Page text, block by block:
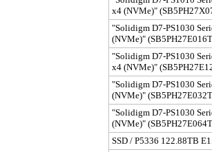
x4 (NVMe)"
"Solidigm D7-PS1030
(NVMe)"
"Solidigm D7-PS1030
x4 (NVMe)"
"Solidigm D7-PS1030
(NVMe)"
"Solidigm D7-PS1030
(NVMe)"
SSD / P5336 122.88TB